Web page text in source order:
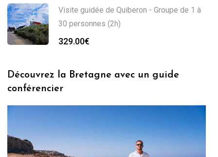
Visite guidée de Quiberon - Groupe de 1 à
30 personnes (2h)
329.00€
Découvrez la Bretagne avec un guide
conférencier